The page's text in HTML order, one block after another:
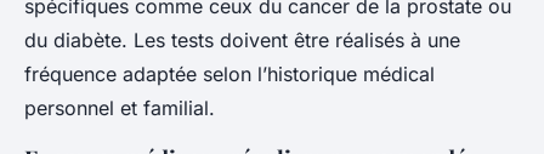
spécifiques comme ceux du cancer de la prostate ou
du diabète. Les tests doivent être réalisés à une
fréquence adaptée selon l’historique médical
personnel et familial.